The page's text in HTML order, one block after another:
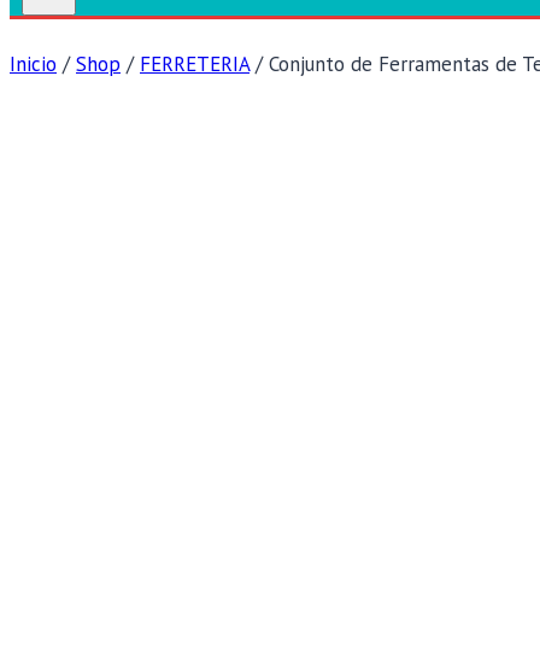
Inicio / Shop / FERRETERIA / Conjunto de Ferramentas de